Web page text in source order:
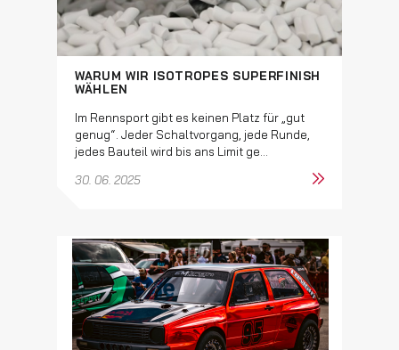
WARUM WIR ISOTROPES SUPERFINISH
WÄHLEN
Im Rennsport gibt es keinen Platz für „gut
genug“. Jeder Schaltvorgang, jede Runde,
jedes Bauteil wird bis ans Limit ge...
30. 06. 2025